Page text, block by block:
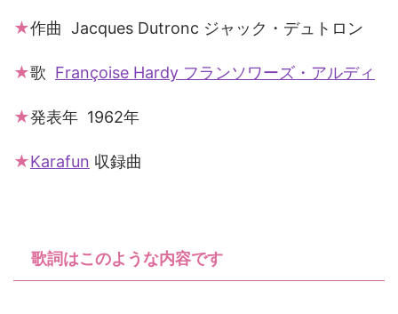
★作曲 Jacques Dutronc ジャック・デュトロン
★歌 Françoise Hardy フランソワーズ・アルディ
★発表年 1962年
★Karafun 収録曲
歌詞はこのような内容です